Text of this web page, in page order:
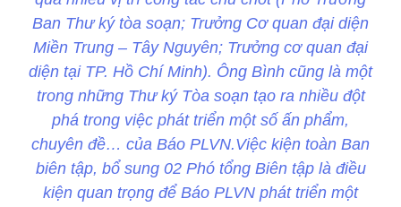
Ban Thư ký tòa soạn; Trưởng Cơ quan đại diện
Miền Trung – Tây Nguyên; Trưởng cơ quan đại
diện tại TP. Hồ Chí Minh). Ông Bình cũng là một
trong những Thư ký Tòa soạn tạo ra nhiều đột
phá trong việc phát triển một số ấn phẩm,
chuyên đề… của Báo PLVN.Việc kiện toàn Ban
biên tập, bổ sung 02 Phó tổng Biên tập là điều
kiện quan trọng để Báo PLVN phát triển một